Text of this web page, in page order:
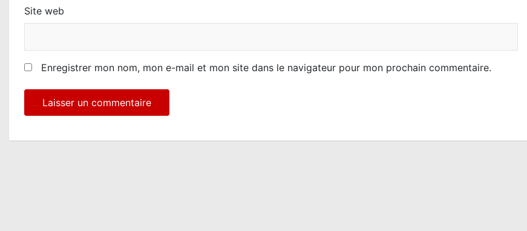
Site web
Enregistrer mon nom, mon e-mail et mon site dans le navigateur pour mon prochain commentaire.